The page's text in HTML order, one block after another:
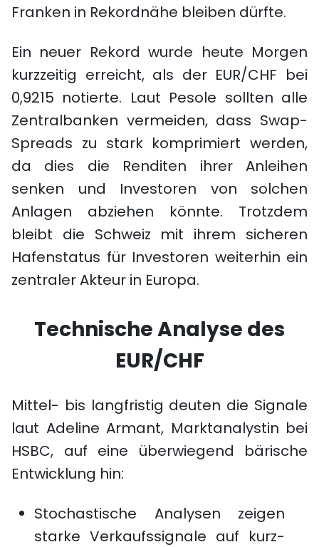
Franken in Rekordnähe bleiben dürfte.
Ein neuer Rekord wurde heute Morgen
kurzzeitig erreicht, als der EUR/CHF bei
0,9215 notierte. Laut Pesole sollten alle
Zentralbanken vermeiden, dass Swap-
Spreads zu stark komprimiert werden,
da dies die Renditen ihrer Anleihen
senken und Investoren von solchen
Anlagen abziehen könnte. Trotzdem
bleibt die Schweiz mit ihrem sicheren
Hafenstatus für Investoren weiterhin ein
zentraler Akteur in Europa.
Technische Analyse des
EUR/CHF
Mittel- bis langfristig deuten die Signale
laut Adeline Armant, Marktanalystin bei
HSBC, auf eine überwiegend bärische
Entwicklung hin:
Stochastische Analysen zeigen
starke Verkaufssignale auf kurz-